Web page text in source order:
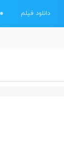
دانلود فیلم